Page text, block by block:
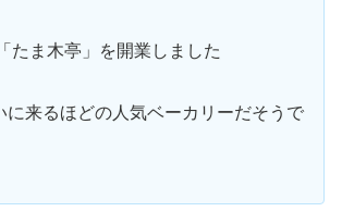
たま木亭」を開業しました
に来るほどの人気ベーカリーだそうで